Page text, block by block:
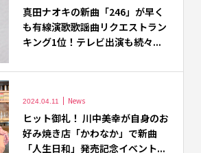
真田ナオキの新曲「246」が早く
も有線演歌歌謡曲リクエストラン
キング1位！テレビ出演も続々...
2024.04.11 News
ヒット御礼！ 川中美幸が自身のお
好み焼き店「かわなか」で新曲
「人生日和」発売記念イベント...